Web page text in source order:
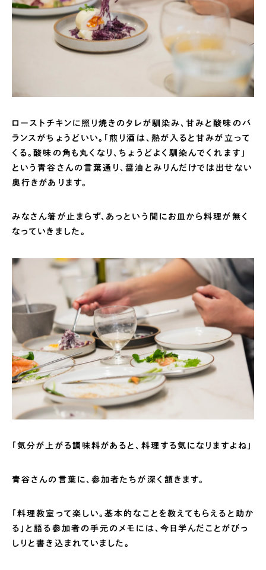
ローストチキンに照り焼きのタレが馴染み、甘みと酸味のバ
ランスがちょうどいい。「煎り酒は、熱が入ると甘みが立って
くる。酸味の角も丸くなり、ちょうどよく馴染んでくれます」
という青谷さんの言葉通り、醤油とみりんだけでは出せない
奥行きがあります。
みなさん箸が止まらず、あっという間にお皿から料理が無く
なっていきました。
「気分が上がる調味料があると、料理する気になりますよね」
青谷さんの言葉に、参加者たちが深く頷きます。
「料理教室って楽しい。基本的なことを教えてもらえると助か
る」と語る参加者の手元のメモには、今日学んだことがびっ
しりと書き込まれていました。